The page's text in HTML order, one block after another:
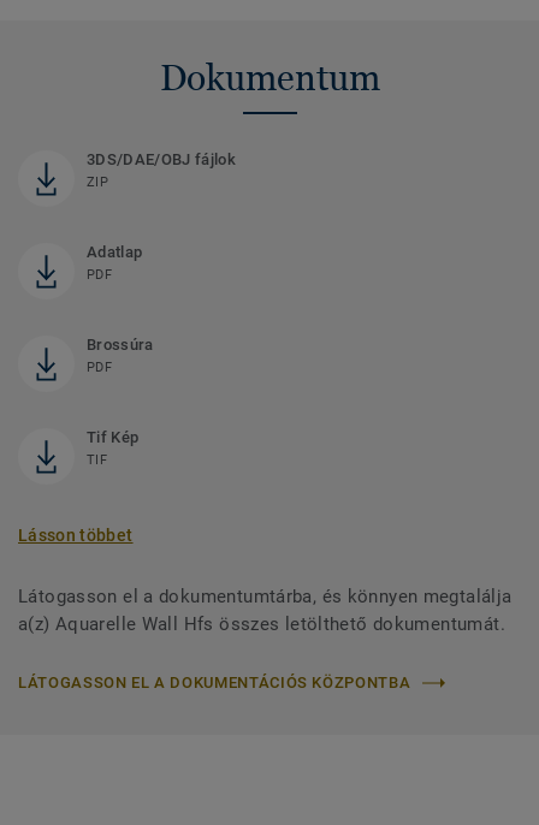
Dokumentum
3DS/DAE/OBJ fájlok
ZIP
Adatlap
PDF
Brossúra
PDF
Tif Kép
TIF
Lásson többet
Látogasson el a dokumentumtárba, és könnyen megtalálja
a(z) Aquarelle Wall Hfs összes letölthető dokumentumát.
LÁTOGASSON EL A DOKUMENTÁCIÓS KÖZPONTBA